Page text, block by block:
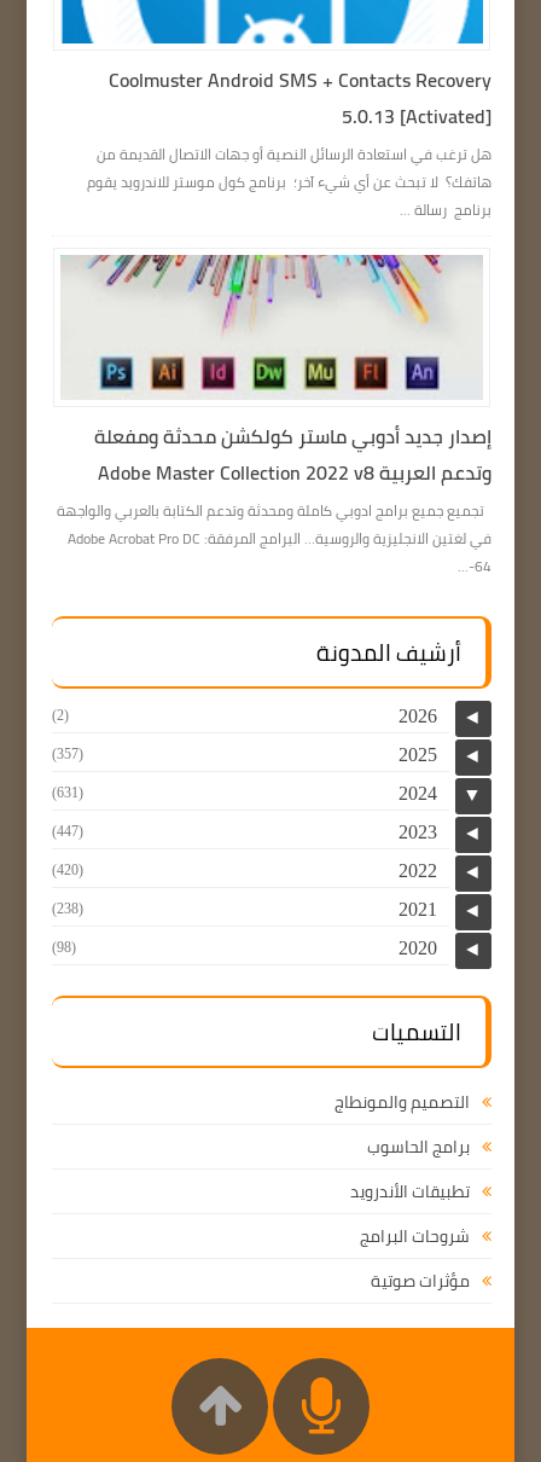
Coolmuster Android SMS + Contacts Recovery
5.0.13 [Activated]
هل ترغب في استعادة الرسائل النصية أو جهات الاتصال القديمة من
هاتفك؟ لا تبحث عن أي شيء آخر؛ برنامج كول موستر للاندرويد يقوم
برنامج رسالة ...
إصدار جديد أدوبي ماستر كولكشن محدثة ومفعلة
وتدعم العربية Adobe Master Collection 2022 v8
تجميع جميع برامج ادوبي كاملة ومحدثة وتدعم الكتابة بالعربي والواجهة
في لغتين الانجليزية والروسية… البرامج المرفقة: Adobe Acrobat Pro DC
64-...
أرشيف المدونة
◄
2026
(2)
◄
2025
(357)
▼
2024
(631)
◄
2023
(447)
◄
2022
(420)
◄
2021
(238)
◄
2020
(98)
التسميات
التصميم والمونطاج
برامج الحاسوب
تطبيقات الأندرويد
شروحات البرامج
مؤثرات صوتية